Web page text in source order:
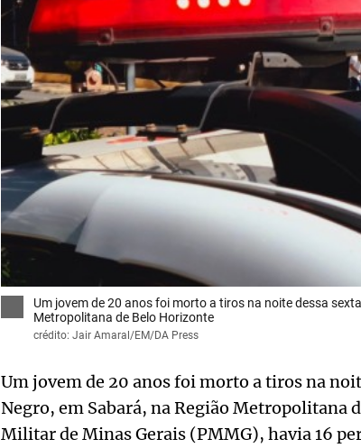
Um jovem de 20 anos foi morto a tiros na noite dessa
Metropolitana de Belo Horizonte
crédito: Jair Amaral/EM/DA Press
Um jovem de 20 anos foi morto a tiros na
Negro, em Sabará, na Região Metropolitana
Militar de Minas Gerais (PMMG), havia 16